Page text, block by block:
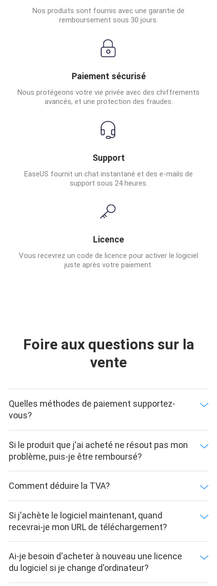
Nos produits sont fournis avec une garantie de
remboursement sous 30 jours.
Paiement sécurisé
Nous protégeons votre vie privée avec des chiffrements
avancés, et une protection des fraudes.
Support
EaseUS fournit un chat instantané et des e-mails de
support sous 24 heures.
Licence
Vous recevrez un code de licence pour activer le logiciel
juste après votre paiement.
Foire aux questions sur la
vente
Quelles méthodes de paiement supportez-
vous?
Si le produit que j'ai acheté ne résout pas mon
problème, puis-je être remboursé?
Comment déduire la TVA?
Si j'achète le logiciel maintenant, quand
recevrai-je mon URL de téléchargement?
Ai-je besoin d'acheter à nouveau une licence
du logiciel si je change d'ordinateur?